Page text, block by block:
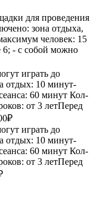
для проведения
зона отдыха,
человек: 15
6; - с собой можно
играть до
отдых: 10 минут-
60 минут Кол-
от 3 летПеред
играть до
отдых: 10 минут-
60 минут Кол-
от 3 летПеред